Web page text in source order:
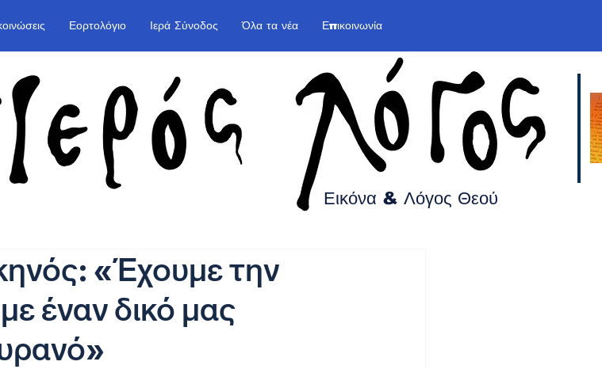
Εορτολόγιο Ιερά Σύνοδος Όλα τα νέα Επικοινωνία
Εικόνα & Λόγος Θεού
«Έχουμε την
έναν δικό μας